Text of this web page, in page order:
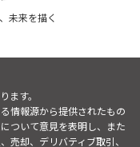
未来を描く
ます。
情報源から提供されたもの
ついて意見を表明し、また
売却、デリバティブ取引、